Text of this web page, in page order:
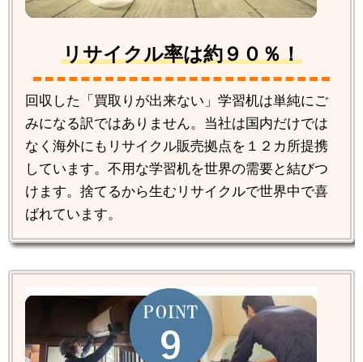
リサイクル率は約９０％！
回収した「買取りが出来ない」学習机は単純にご
みになる訳ではありません。当社は国内だけでは
なく海外にもリサイクル販売拠点を１２カ所提携
しています。不用な学習机を世界の需要と結びつ
けます。捨てるから生むリサイクルで世界中で喜
ばれています。